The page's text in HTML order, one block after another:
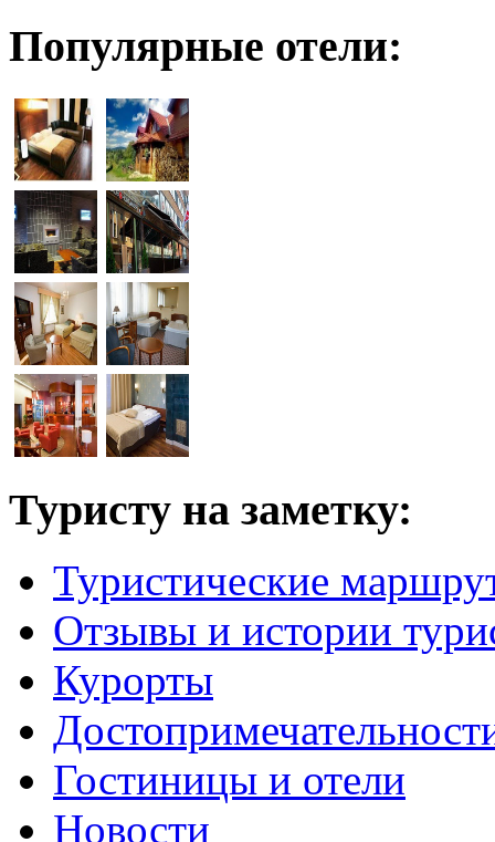
Популярные отели:
Туристу на заметку:
Туристические
Отзывы и истории
Курорты
Гостиницы и отели
Новости